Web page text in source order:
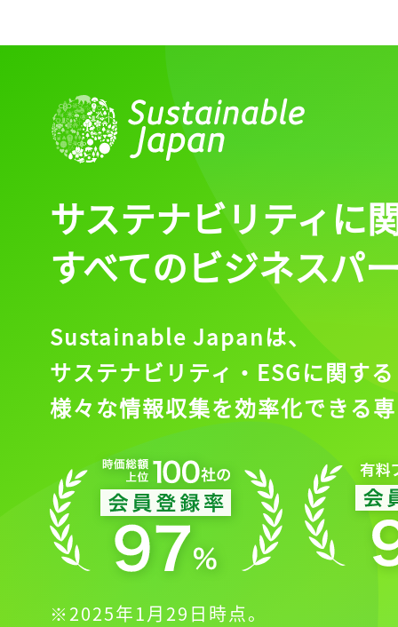
サステナビリティに
すべてのビジネスパ
Sustainable Japanは、
サステナビリティ・ESGに関する
様々な情報収集を効率化できる
※2025年1月29日時点。